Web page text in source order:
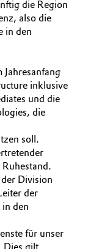
die Region
also die
in den
inklusive
und die
die
soll.
Division
der
den
für unser